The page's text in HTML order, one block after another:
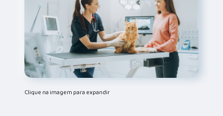
Clique na imagem para expandir